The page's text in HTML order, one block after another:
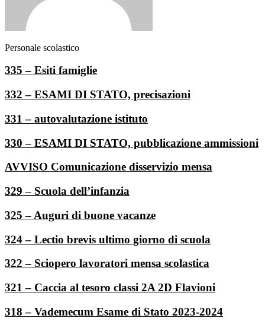
Personale scolastico
335 – Esiti famiglie
332 – ESAMI DI STATO, precisazioni
331 – autovalutazione istituto
330 – ESAMI DI STATO, pubblicazione ammissioni
AVVISO Comunicazione disservizio mensa
329 – Scuola dell’infanzia
325 – Auguri di buone vacanze
324 – Lectio brevis ultimo giorno di scuola
322 – Sciopero lavoratori mensa scolastica
321 – Caccia al tesoro classi 2A 2D Flavioni
318 – Vademecum Esame di Stato 2023-2024